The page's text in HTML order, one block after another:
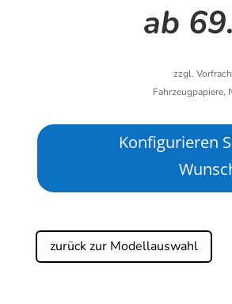
ab
zzgl.
Fahrzeugpapiere,
Konfigurieren
zurück zur Modellauswahl